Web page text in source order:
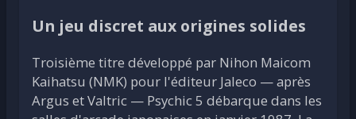
Un jeu discret aux origines solides
Troisième titre développé par Nihon Maicom
Kaihatsu (NMK) pour l'éditeur Jaleco — après
Argus et Valtric — Psychic 5 débarque dans les